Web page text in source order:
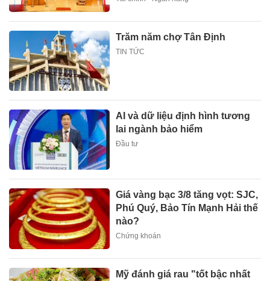
Trăm năm chợ Tân Định
TIN TỨC
AI và dữ liệu định hình tương
lai ngành bảo hiểm
Đầu tư
Giá vàng bạc 3/8 tăng vọt: SJC,
Phú Quý, Bảo Tín Mạnh Hải thế
nào?
Chứng khoán
Mỹ đánh giá rau "tốt bậc nhất